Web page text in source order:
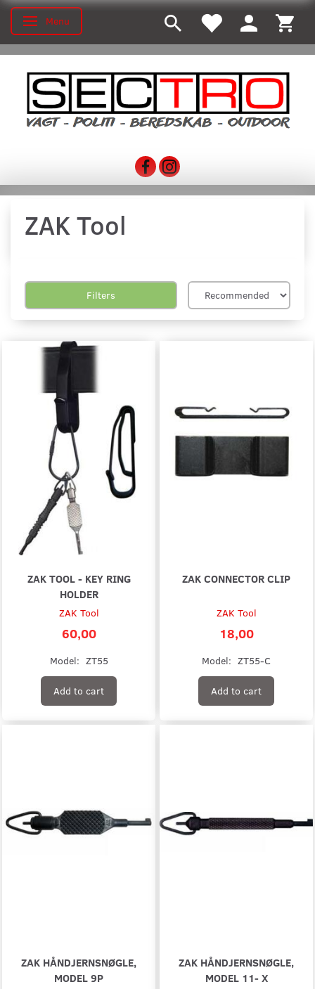
Toggle navigation
Menu
ZAK Tool
Filters
ZAK TOOL - KEY RING
HOLDER
ZAK Tool
60,00
Model: ZT55
Add to cart
ZAK CONNECTOR CLIP
ZAK Tool
18,00
Model: ZT55-C
Add to cart
ZAK HÅNDJERNSNØGLE,
MODEL 9P
ZAK HÅNDJERNSNØGLE,
MODEL 11- X